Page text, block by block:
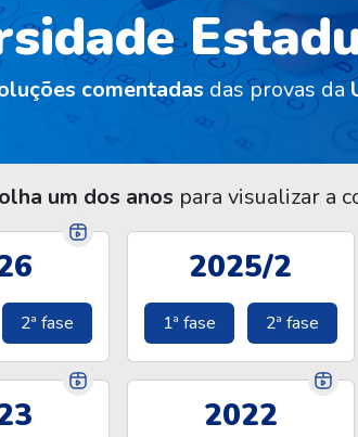
comentadas das provas da
um dos anos para visualizar a
2ª fase
2025/2
1ª fase 2ª fase
2022